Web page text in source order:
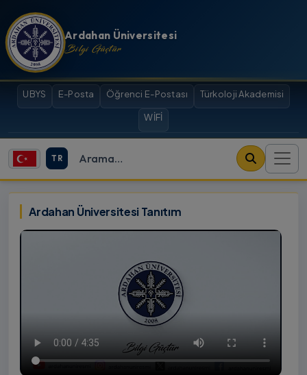
İçeriğe atla
Ardahan Üniversitesi
Bilgi Güçtür
UBYS E-Posta Öğrenci E-Postası Türkoloji Akademisi
WİFİ
TR
Site içi arama
Ardahan Üniversitesi
Ardahan Üniversitesi Tanıtım